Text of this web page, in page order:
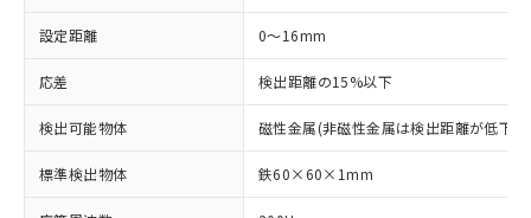
設定距離 0～16mm
応差 検出距離の15%以下
検出可能物体 磁性金属(非磁性金属は検出距離が低下
標準検出物体 鉄60×60×1mm